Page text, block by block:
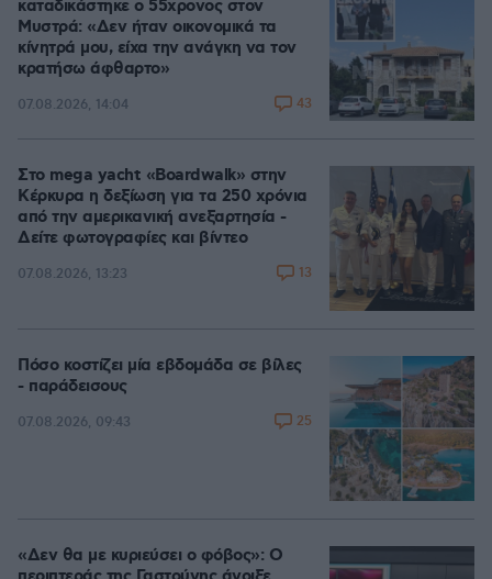
καταδικάστηκε ο 55χρονος στον
Μυστρά: «Δεν ήταν οικονομικά τα
κίνητρά μου, είχα την ανάγκη να τον
κρατήσω άφθαρτο»
07.08.2026, 14:04 43
Στο mega yacht «Boardwalk» στην
Κέρκυρα η δεξίωση για τα 250 χρόνια
από την αμερικανική ανεξαρτησία -
Δείτε φωτογραφίες και βίντεο
07.08.2026, 13:23 13
Πόσο κοστίζει μία εβδομάδα σε βίλες
- παράδεισους
07.08.2026, 09:43 25
«Δεν θα με κυριεύσει ο φόβος»: Ο